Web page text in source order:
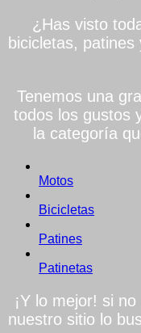
¿Has visto
bicicletas,
Tenemos una
todos los gustos
la categoría
Motos
Bicicletas
Patines
Patinetas
¡Y lo mejor! si
nuestro sitio lo